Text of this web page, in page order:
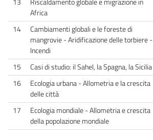
Africa
14
Cambiamenti globali e le foreste di
mangrovie - Aridificazione delle torbiere -
Incendi
15 Casi di studio: il Sahel, la Spagna, la Sicilia
16
Ecologia urbana - Allometria e la crescita
delle città
17
Ecologia mondiale - Allometria e crescita
della popolazione mondiale